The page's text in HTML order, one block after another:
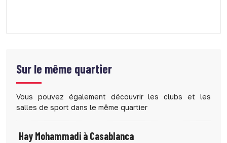
Sur le même quartier
Vous pouvez également découvrir les clubs et les
salles de sport dans le même quartier
Hay Mohammadi à Casablanca